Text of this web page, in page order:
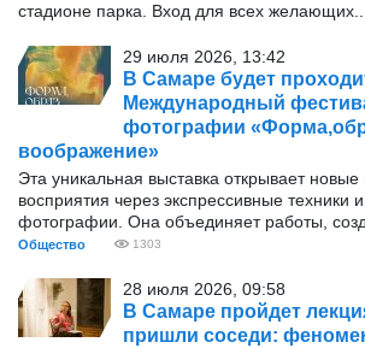
стадионе парка. Вход для всех желающих...
29 июля 2026, 13:42
В Самаре будет
Международный
фотографии
воображение»
Эта уникальная выставка открывает новые
восприятия через экспрессивные техники
фотографии. Она объединяет работы,
Общество 1303
28 июля 2026, 09:58
В Самаре пройдет
пришли соседи: